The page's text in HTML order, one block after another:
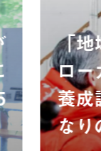
「地
ロー
養成
なり